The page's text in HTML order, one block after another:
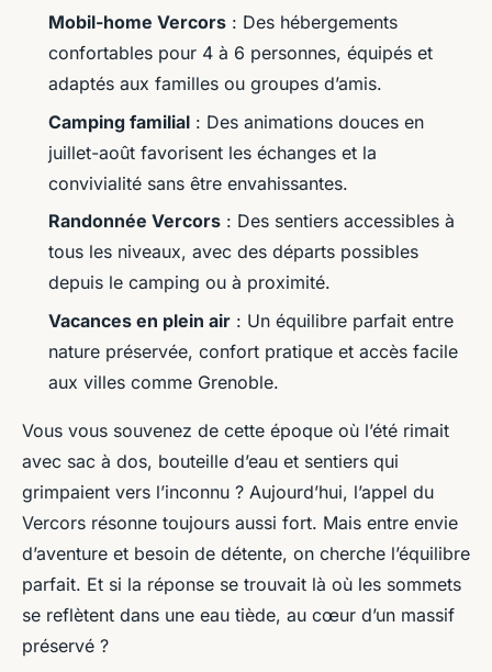
Mobil-home Vercors : Des hébergements
confortables pour 4 à 6 personnes, équipés et
adaptés aux familles ou groupes d’amis.
Camping familial : Des animations douces en
juillet-août favorisent les échanges et la
convivialité sans être envahissantes.
Randonnée Vercors : Des sentiers accessibles à
tous les niveaux, avec des départs possibles
depuis le camping ou à proximité.
Vacances en plein air : Un équilibre parfait entre
nature préservée, confort pratique et accès facile
aux villes comme Grenoble.
Vous vous souvenez de cette époque où l’été rimait
avec sac à dos, bouteille d’eau et sentiers qui
grimpaient vers l’inconnu ? Aujourd’hui, l’appel du
Vercors résonne toujours aussi fort. Mais entre envie
d’aventure et besoin de détente, on cherche l’équilibre
parfait. Et si la réponse se trouvait là où les sommets
se reflètent dans une eau tiède, au cœur d’un massif
préservé ?